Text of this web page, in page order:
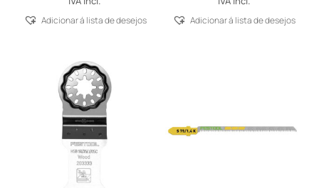
Adicionar á lista de desejos Adicionar á lista de desejos